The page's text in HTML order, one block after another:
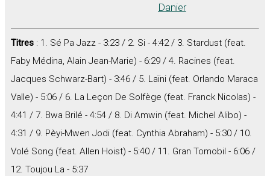
Danier
Titres : 1. Sé Pa Jazz - 3:23 / 2. Si - 4:42 / 3. Stardust (feat.
Faby Médina, Alain Jean-Marie) - 6:29 / 4. Racines (feat.
Jacques Schwarz-Bart) - 3:46 / 5. Laïni (feat. Orlando Maraca
Valle) - 5:06 / 6. La Leçon De Solfège (feat. Franck Nicolas) -
4:41 / 7. Bwa Brilé - 4:54 / 8. Di Amwin (feat. Michel Alibo) -
4:31 / 9. Pèyi-Mwen Jodi (feat. Cynthia Abraham) - 5:30 / 10.
Volé Song (feat. Allen Hoist) - 5:40 / 11. Gran Tomobil - 6:06 /
12. Toujou La - 5:37